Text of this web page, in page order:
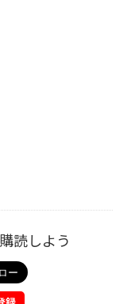
読しよう